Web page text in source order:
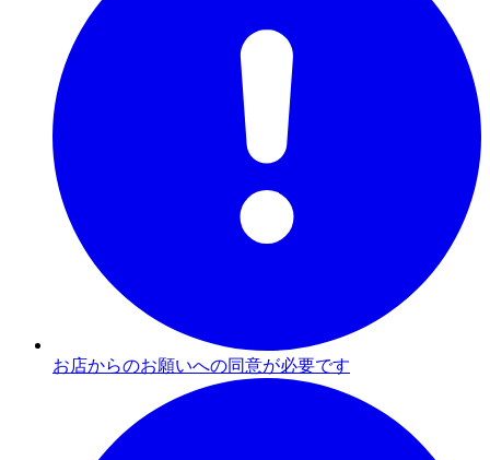
お店からのお願いへの同意が必要です